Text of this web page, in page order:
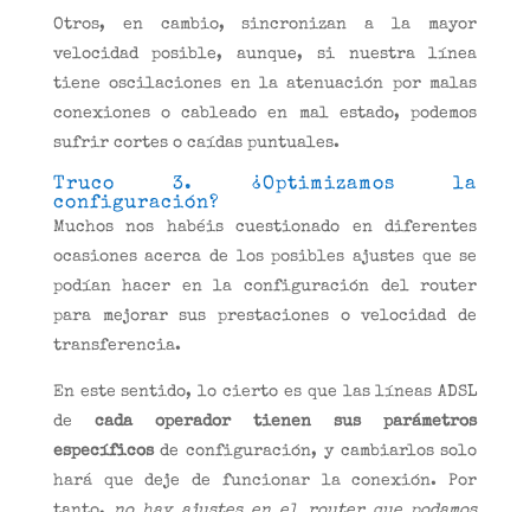
Otros, en cambio, sincronizan a la mayor
velocidad posible, aunque, si nuestra línea
tiene oscilaciones en la atenuación por malas
conexiones o cableado en mal estado, podemos
sufrir cortes o caídas puntuales.
Truco 3. ¿Optimizamos la
configuración?
Muchos nos habéis cuestionado en diferentes
ocasiones acerca de los posibles ajustes que se
podían hacer en la configuración del router
para mejorar sus prestaciones o velocidad de
transferencia.
En este sentido, lo cierto es que las líneas ADSL
de cada operador tienen sus parámetros
específicosde configuración, y cambiarlos solo
hará que deje de funcionar la conexión. Por